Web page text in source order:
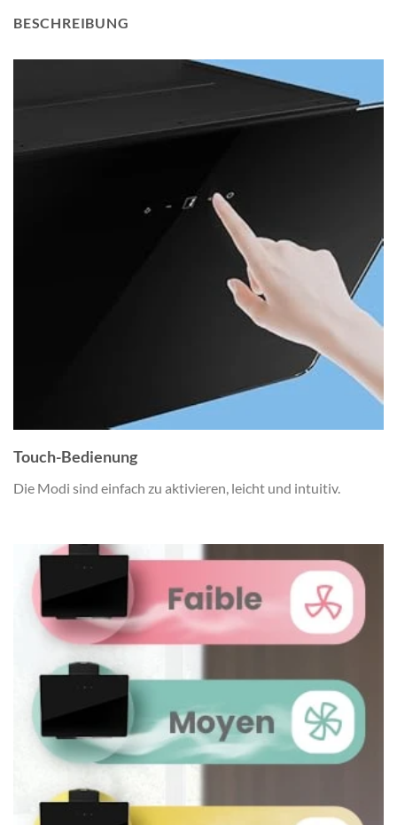
BESCHREIBUNG
Touch-Bedienung
Die Modi sind einfach zu aktivieren, leicht und intuitiv.